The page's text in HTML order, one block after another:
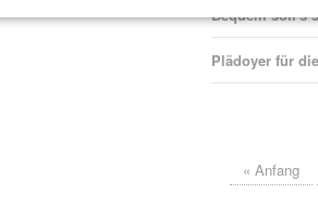
Bequem soll's
Plädoyer für
« Anfang